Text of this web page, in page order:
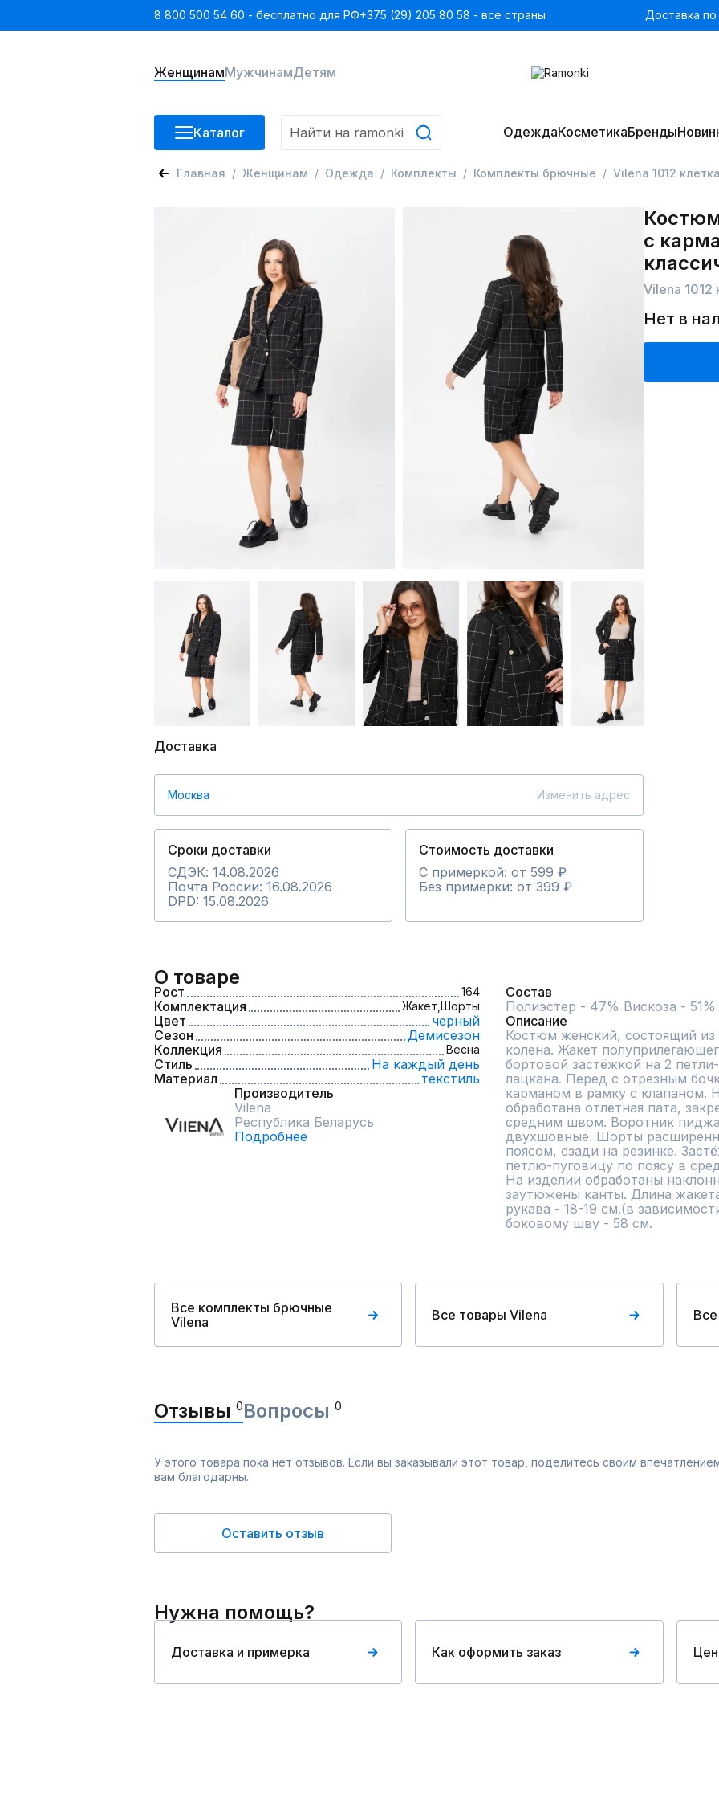
8 800 500 54 60 - бесплатно для РФ+375 (29) 205 80 58 - все страны Доставка
ЖенщинамМужчинамДетям
Каталог ОдеждаКосметикаБренды
Главная Женщинам Одежда Комплекты Комплекты брючные Vilena 1012 клетка
Доставка
Москва Изменить адрес
Сроки доставки
СДЭК: 14.08.2026
Почта России: 16.08.2026
DPD: 15.08.2026
Стоимость доставки
С примеркой: от 599 ₽
Без примерки: от 399 ₽
с
Vilena 1012
Нет в
О товаре
Рост 164
Комплектация Жакет, Шорты
Цвет
черный
Сезон
Демисезон
Коллекция
Весна
Стиль
На каждый день
Материал
текстиль
Производитель
Vilena
Республика Беларусь
Подробнее
Состав
Описание
Костюм женский, состоящий
колена. Жакет
бортовой застёжкой на 2
лацкана. Перед с отрезным
карманом в рамку с клапаном.
обработана отлётная пата,
средним швом. Воротник
двухшовные. Шорты
поясом, сзади на резинке.
петлю-пуговицу по поясу в
На изделии обработаны
заутюжены канты. Длина
рукава - 18-19 см.(в
боковому шву - 58 см.
Все комплекты брючные
Vilena
Все товары Vilena
Отзывы 0Вопросы 0
У этого товара пока нет отзывов. Если вы заказывали этот товар, поделитесь своим
вам благодарны.
Оставить отзыв
Нужна помощь?
Доставка и примерка Как оформить заказ